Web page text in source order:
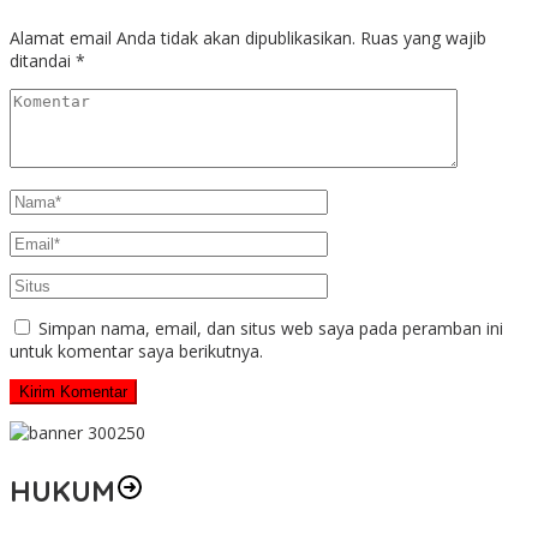
Alamat email Anda tidak akan dipublikasikan. Ruas yang wajib
ditandai *
Simpan nama, email, dan situs web saya pada peramban ini
untuk komentar saya berikutnya.
HUKUM